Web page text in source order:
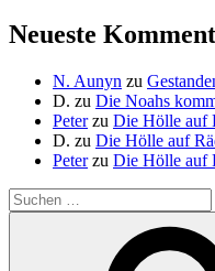
Neueste
N. Aunyn zu
D. zu Die Noahs
Peterzu Die Hölle auf
D. zu Die Hölle auf
Peterzu Die Hölle auf
Suche
nach: